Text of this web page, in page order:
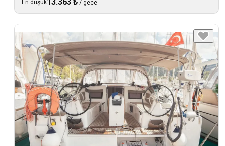
En düşük / gece